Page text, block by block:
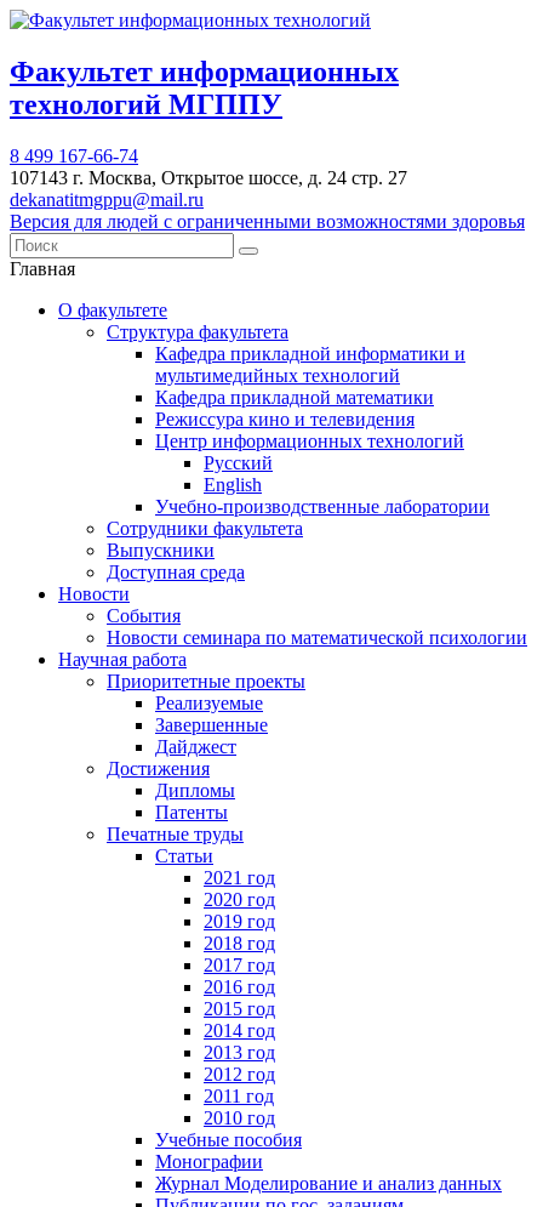
Факультет информационных
технологий МГППУ
8 499 167-66-74
107143 г. Москва, Открытое шоссе, д. 24 стр. 27
dekanatitmgppu@mail.ru
Версия для людей с ограниченными возможностями здоровья
Главная
О факультете
Структура факультета
Кафедра прикладной информатики и
мультимедийных технологий
Кафедра прикладной математики
Режиссура кино и телевидения
Центр информационных технологий
Русский
English
Учебно-производственные лаборатории
Сотрудники факультета
Выпускники
Доступная среда
Новости
События
Новости семинара по математической психологии
Научная работа
Приоритетные проекты
Реализуемые
Завершенные
Дайджест
Достижения
Дипломы
Патенты
Печатные труды
Статьи
2021 год
2020 год
2019 год
2018 год
2017 год
2016 год
2015 год
2014 год
2013 год
2012 год
2011 год
2010 год
Учебные пособия
Монографии
Журнал Моделирование и анализ данных